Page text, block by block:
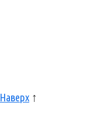
Наверх ↑